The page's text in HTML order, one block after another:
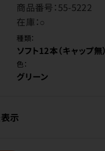
商品番号：55-5222
在庫：○
種類：
ソフト12本（キャップ無）
色：
グリーン
示